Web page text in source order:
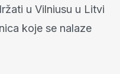
u Vilniusu u Litvi
koje se nalaze